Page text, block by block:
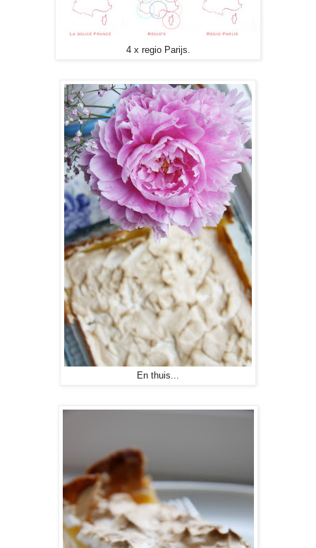
4 x regio Parijs.
En thuis...